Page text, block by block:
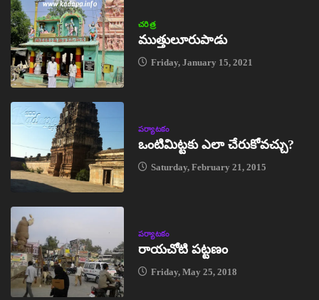
చరిత్ర
ముత్తులూరుపాడు
Friday, January 15, 2021
పర్యాటకం
ఒంటిమిట్టకు ఎలా చేరుకోవచ్చు?
Saturday, February 21, 2015
పర్యాటకం
రాయచోటి పట్టణం
Friday, May 25, 2018